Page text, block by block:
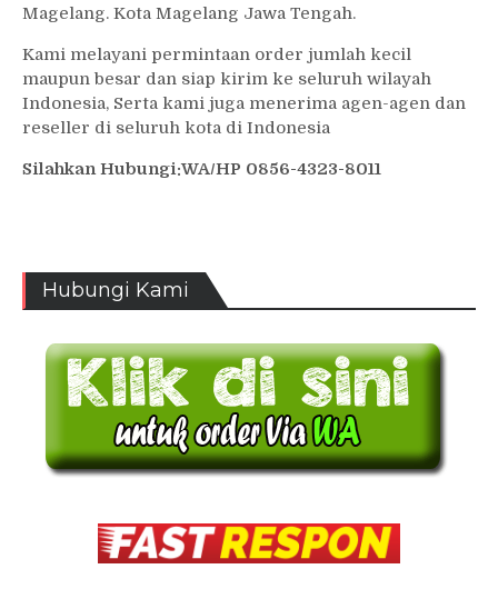
Magelang. Kota Magelang Jawa Tengah.
Kami melayani permintaan order jumlah kecil
maupun besar dan siap kirim ke seluruh wilayah
Indonesia, Serta kami juga menerima agen-agen dan
reseller di seluruh kota di Indonesia
Silahkan Hubungi:WA/HP 0856-4323-8011
Hubungi Kami